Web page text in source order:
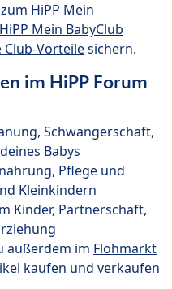
HiPP Mein
Mein BabyClub
Club-Vorteilesichern.
im HiPP Forum
Schwangerschaft,
Babys
Pflege und
Kleinkindern
Kinder, Partnerschaft,
außerdem im Flohmarkt
kaufen und verkaufen